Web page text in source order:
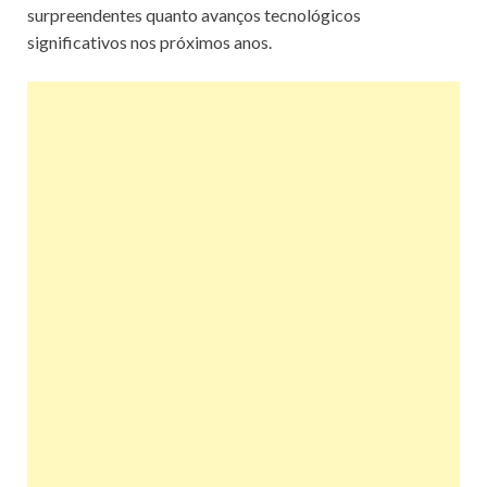
surpreendentes quanto avanços tecnológicos
significativos nos próximos anos.